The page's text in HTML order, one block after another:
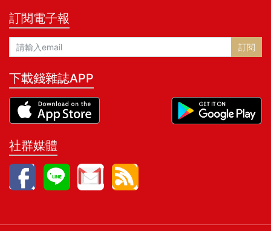
訂閱電子報
訂閱
下載錢雜誌APP
社群媒體